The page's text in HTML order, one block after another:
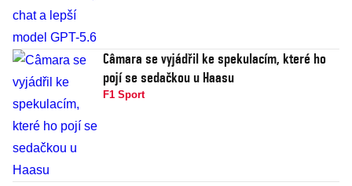
Câmara se vyjádřil ke spekulacím, které ho
pojí se sedačkou u Haasu
F1 Sport